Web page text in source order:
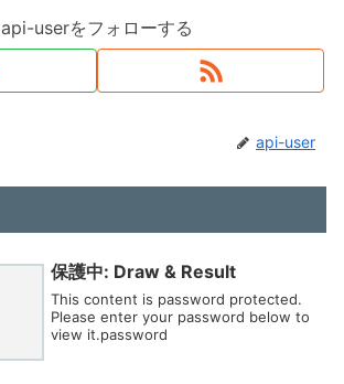
api-userをフォローする
api-user
保護中: Draw & Result
This content is password protected.
Please enter your password below to
view it.password